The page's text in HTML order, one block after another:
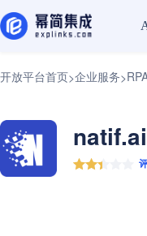
开放平台首页>企业服务>